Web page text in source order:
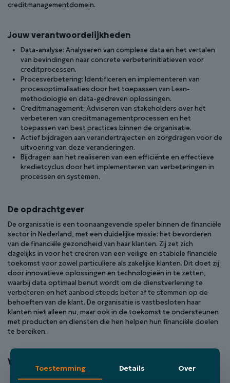
creditmanagementdomein.
Jouw verantwoordelijkheden
Data-analyse: Analyseren van complexe data en het vertalen
van bevindingen naar concrete verbeterinitiatieven voor
creditprocessen.
Procesverbetering: Identificeren en implementeren van
procesoptimalisaties door het toepassen van Lean-
methodologie en data-gedreven oplossingen.
Creditmanagement: Adviseren van stakeholders over het
verbeteren van creditmanagementprocessen en het
toepassen van best practices binnen de organisatie.
Actief bijdragen aan verandertrajecten en zorgdragen voor de
uitvoering van deze veranderingen.
Bijdragen aan het realiseren van een efficiënte en effectieve
kredietcyclus door het implementeren van verbeteringen in
processen en systemen.
De opdrachtgever
De organisatie is een toonaangevende speler binnen de financiële
sector in Nederland, met een duidelijke missie: het bevorderen
van de financiële gezondheid van haar klanten. Zij zet zich
dagelijks in voor het creëren van een veilige en stabiele financiële
toekomst voor zowel particuliere als zakelijke klanten. Dit doet zij
door innovatieve oplossingen en technologieën in te zetten,
waarbij data optimaal benut wordt om de dienstverlening te
verbeteren en het aanbod steeds beter af te stemmen op de
behoeften van de klant. De organisatie is vastbesloten haar
klanten niet alleen nu, maar ook in de toekomst te ondersteunen
met producten en diensten die hen helpen hun financiële doelen
te bereiken.
Wat zoeken wij in jou?
Minimaal 5 jaar ervaring als Creditmanager of in een
Toestemming Details Over